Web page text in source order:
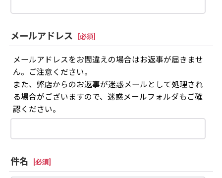
メールアドレス 必須
メールアドレスをお間違えの場合はお返事が届きませ
ん。ご注意ください。
また、弊店からのお返事が迷惑メールとして処理され
る場合がございますので、迷惑メールフォルダもご確
認ください。
件名 必須